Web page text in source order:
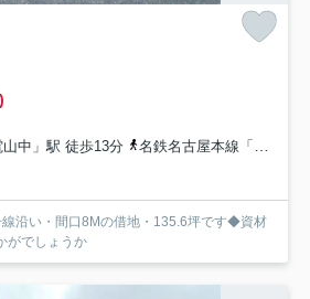
中」駅 徒歩13分
名鉄名古屋本線「藤川」駅 徒歩27分
沿い・間口8Mの借地・135.6坪です◆資材
がでしょうか